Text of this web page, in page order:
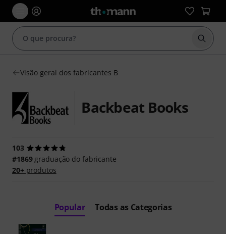
Iniciar
Visão geral dos fabricantes B
Backbeat Books
103
#1869graduação do fabricante
20+produtos
Popular Todas as Categorias